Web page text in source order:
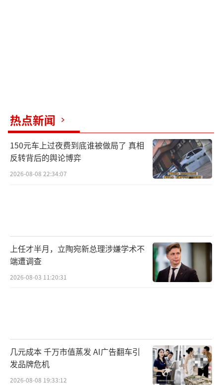
热点新闻
150元车上过夜费到底谁被做局了 真相
反转背后的舆论博弈
2026-08-08 22:34:07
上任才半月，立陶宛新总理涉嫌学术不
端遭调查
2026-08-03 11:20:31
几元成本 千万市值蒸发 AI广告翻车引
发品牌危机
2026-08-08 19:33:12